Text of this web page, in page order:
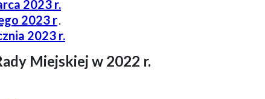
2023 r.
2023 r.
2023 r.
Miejskiej w 2022 r.